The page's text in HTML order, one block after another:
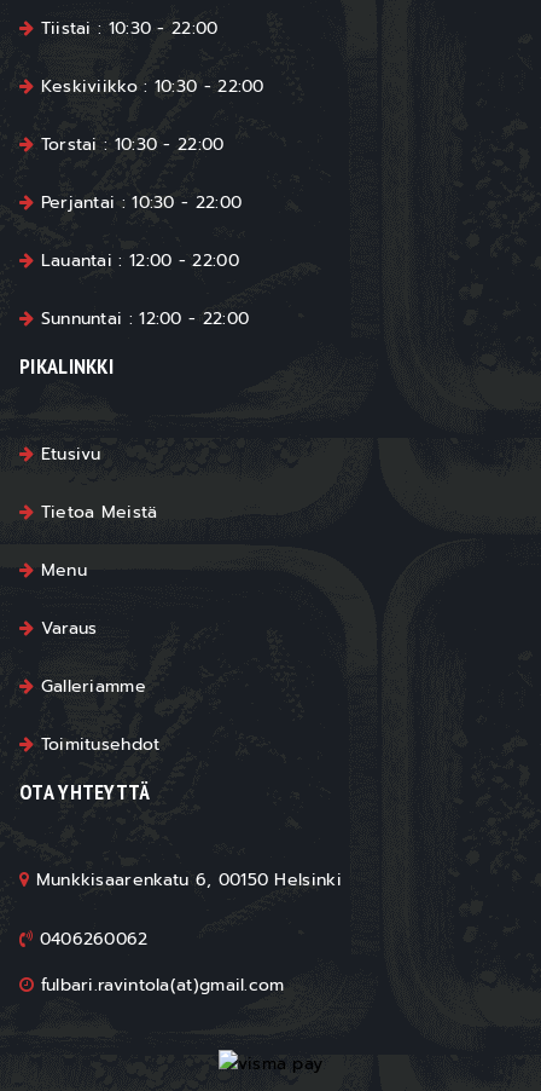
Tiistai : 10:30 - 22:00
Keskiviikko : 10:30 - 22:00
Torstai : 10:30 - 22:00
Perjantai : 10:30 - 22:00
Lauantai : 12:00 - 22:00
Sunnuntai : 12:00 - 22:00
PIKALINKKI
Etusivu
Tietoa Meistä
Menu
Varaus
Galleriamme
Toimitusehdot
OTA YHTEYTTÄ
Munkkisaarenkatu 6, 00150 Helsinki
0406260062
fulbari.ravintola(at)gmail.com